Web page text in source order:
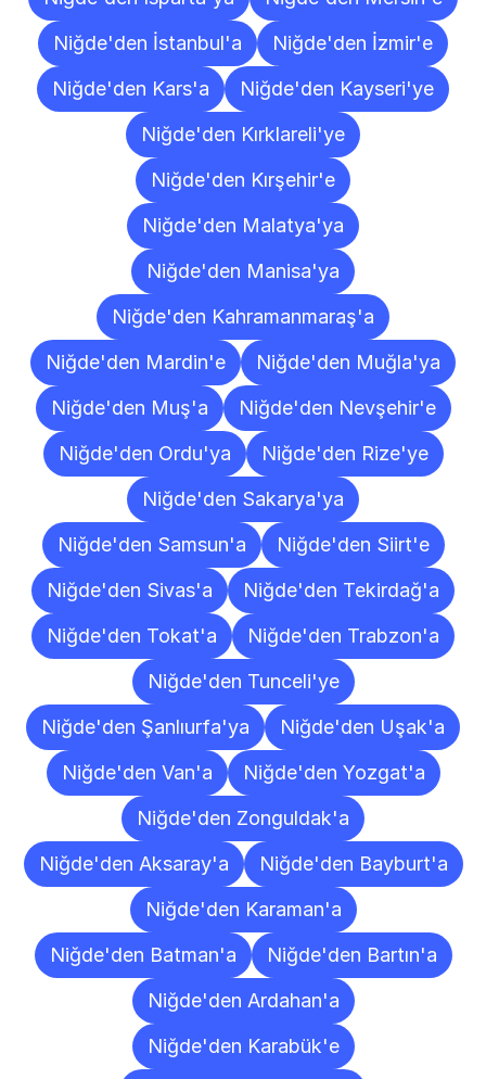
Niğde'den İstanbul'a
Niğde'den İzmir'e
Niğde'den Kars'a
Niğde'den Kayseri'ye
Niğde'den Kırklareli'ye
Niğde'den Kırşehir'e
Niğde'den Malatya'ya
Niğde'den Manisa'ya
Niğde'den Kahramanmaraş'a
Niğde'den Mardin'e
Niğde'den Muğla'ya
Niğde'den Muş'a
Niğde'den Nevşehir'e
Niğde'den Ordu'ya
Niğde'den Rize'ye
Niğde'den Sakarya'ya
Niğde'den Samsun'a
Niğde'den Siirt'e
Niğde'den Sivas'a
Niğde'den Tekirdağ'a
Niğde'den Tokat'a
Niğde'den Trabzon'a
Niğde'den Tunceli'ye
Niğde'den Şanlıurfa'ya
Niğde'den Uşak'a
Niğde'den Van'a
Niğde'den Yozgat'a
Niğde'den Zonguldak'a
Niğde'den Aksaray'a
Niğde'den Bayburt'a
Niğde'den Karaman'a
Niğde'den Batman'a
Niğde'den Bartın'a
Niğde'den Ardahan'a
Niğde'den Karabük'e